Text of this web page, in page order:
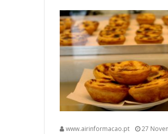
www.airinformacao.pt 27